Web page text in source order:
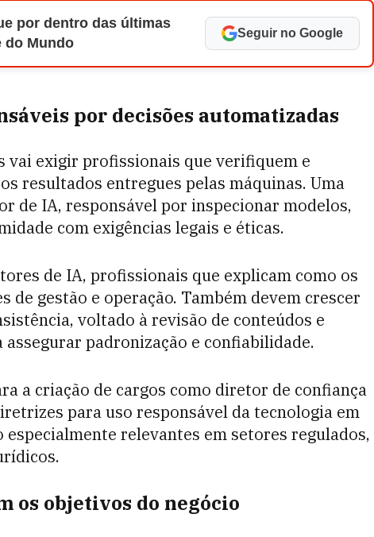
por dentro das últimas
do Mundo
Seguir no Google
por decisões automatizadas
vai exigir profissionais que verifiquem e
resultados entregues pelas máquinas. Uma
de IA, responsável por inspecionar modelos,
com exigências legais e éticas.
de IA, profissionais que explicam como os
gestão e operação. Também devem crescer
voltado à revisão de conteúdos e
padronização e confiabilidade.
a criação de cargos como diretor de confiança
para uso responsável da tecnologia em
especialmente relevantes em setores regulados,
os objetivos do negócio